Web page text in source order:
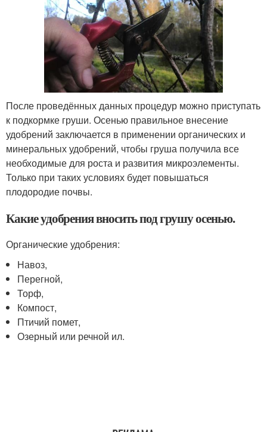
После проведённых данных процедур можно приступать
к подкормке груши. Осенью правильное внесение
удобрений заключается в применении органических и
минеральных удобрений, чтобы груша получила все
необходимые для роста и развития микроэлементы.
Только при таких условиях будет повышаться
плодородие почвы.
Какие удобрения вносить под грушу осенью.
Органические удобрения:
Навоз,
Перегной,
Торф,
Компост,
Птичий помет,
Озерный или речной ил.